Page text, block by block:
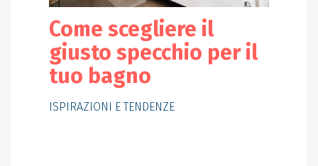
Come scegliere il
giusto specchio per il
tuo bagno
ISPIRAZIONI E TENDENZE